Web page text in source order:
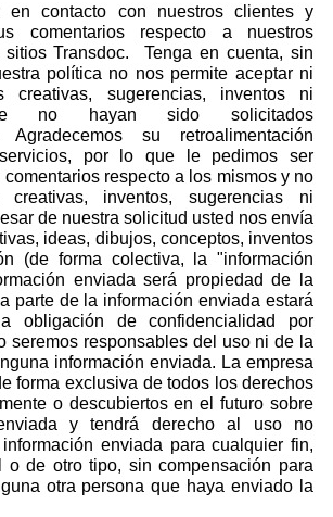
en contacto con nuestros clientes y
comentarios respecto a nuestros
Transdoc. Tenga en cuenta, sin
política no nos permite aceptar ni
creativas, sugerencias, inventos ni
no hayan sido solicitados
Agradecemos su retroalimentación
por lo que le pedimos ser
respecto a los mismos y no
creativas, inventos, sugerencias ni
de nuestra solicitud usted nos envía
ideas, dibujos, conceptos, inventos
(de forma colectiva, la "información
enviada será propiedad de la
parte de la información enviada estará
obligación de confidencialidad por
seremos responsables del uso ni de la
información enviada. La empresa
forma exclusiva de todos los derechos
o descubiertos en el futuro sobre
y tendrá derecho al uso no
enviada para cualquier fin,
o de otro tipo, sin compensación para
otra persona que haya enviado la